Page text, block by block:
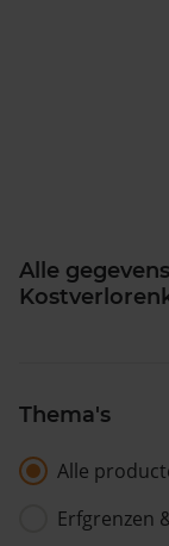
Alle
Thema's
Alle
Erfgrenzen